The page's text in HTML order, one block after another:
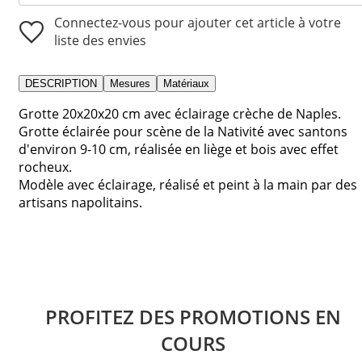
Connectez-vous pour ajouter cet article à votre
liste des envies
DESCRIPTION Mesures Matériaux
Grotte 20x20x20 cm avec éclairage crèche de Naples.
Grotte éclairée pour scène de la Nativité avec santons
d'environ 9-10 cm, réalisée en liège et bois avec effet
rocheux.
Modèle avec éclairage, réalisé et peint à la main par des
artisans napolitains.
PROFITEZ DES PROMOTIONS EN
COURS